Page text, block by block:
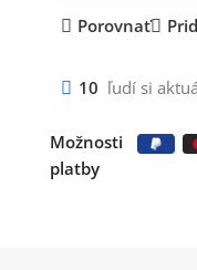
Porovnať
10 ľudí si
Možnosti
platby